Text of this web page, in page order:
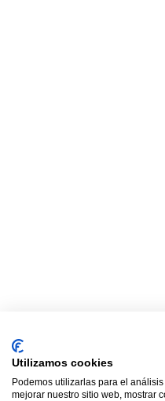
Utilizamos cookies
Podemos utilizarlas para el
mejorar nuestro sitio web, mostrar